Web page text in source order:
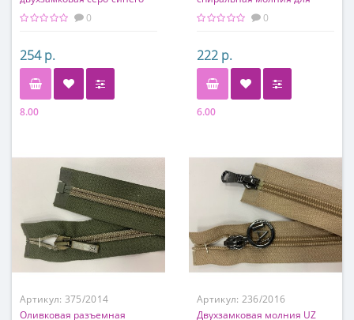
цвета
0
254 р.
8.00
одежды
0
222 р.
6.00
Артикул: 375/2014
Оливковая разъемная
Артикул: 236/2016
Двухзамковая молния UZ